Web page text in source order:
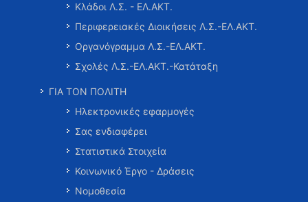
Κλάδοι Λ.Σ. - ΕΛ.ΑΚΤ.
Περιφερειακές Διοικήσεις Λ.Σ.-ΕΛ.ΑΚΤ.
Οργανόγραμμα Λ.Σ.-ΕΛ.ΑΚΤ.
Σχολές Λ.Σ.-ΕΛ.ΑΚΤ.-Κατάταξη
ΓΙΑ ΤΟΝ ΠΟΛΙΤΗ
Ηλεκτρονικές εφαρμογές
Σας ενδιαφέρει
Στατιστικά Στοιχεία
Κοινωνικό Έργο - Δράσεις
Νομοθεσία